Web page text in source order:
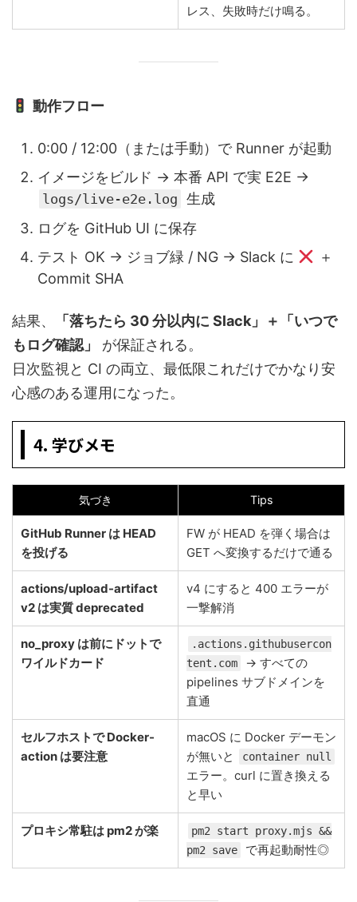
レス、失敗時だけ鳴る。
動作フロー
0:00 / 12:00（または手動）で Runner が起動
イメージをビルド → 本番 API で実 E2E →
logs/live-e2e.log 生成
ログを GitHub UI に保存
テスト OK → ジョブ緑 / NG → Slack に
＋
Commit SHA
結果、
「落ちたら 30 分以内に Slack」＋「いつで
もログ確認」
が保証される。
日次監視と CI の両立、最低限これだけでかなり安
心感のある運用になった。
4. 学びメモ
気づき Tips
GitHub Runner は HEAD
を投げる
FW が HEAD を弾く場合は
GET へ変換するだけで通る
actions/upload-artifact
v2 は実質 deprecated
v4 にすると 400 エラーが
一撃解消
no_proxy は前にドットで
ワイルドカード
.actions.githubusercon
tent.com
→ すべての
pipelines サブドメインを
直通
セルフホストで Docker-
action は要注意
macOS に Docker デーモン
が無いと
container null
エラー。curl に置き換える
と早い
プロキシ常駐は pm2 が楽
pm2 start proxy.mjs &&
pm2 save
で再起動耐性◎